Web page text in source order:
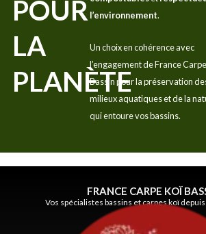
POUR
LA
PLANÈTE
l’environnement.
Un choix en cohérence avec
l’engagement de France
Bassin pour la préservation
milieux aquatiques et de la
qui entoure vos bassins.
FRANCE CARPE KOÏ
Vos spécialistes bassins et carpes koï depuis